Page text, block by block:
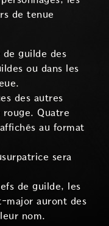
de tenue
de guilde des
ou dans les
des autres
rouge. Quatre
au format
sera
de guilde, les
major auront des
nom.